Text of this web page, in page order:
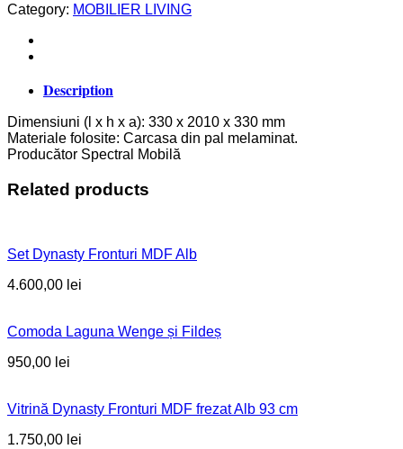
was:
is:
Category: MOBILIER LIVING
Description
Dimensiuni (l x h x a): 330 x 2010 x 330 mm
Materiale folosite: Carcasa din pal melaminat.
Producător Spectral Mobilă
Related products
Set Dynasty Fronturi MDF Alb
4.600,00 lei
Comoda Laguna Wenge și Fildeș
950,00 lei
Vitrină Dynasty Fronturi MDF frezat Alb 93 cm
1.750,00 lei